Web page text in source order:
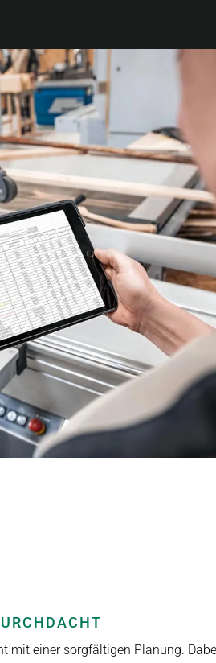
mit einer sorgfältigen Planung.